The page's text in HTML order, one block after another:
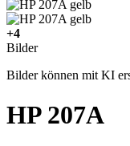
+4
Bilder
Bilder können mit KI
HP 207A